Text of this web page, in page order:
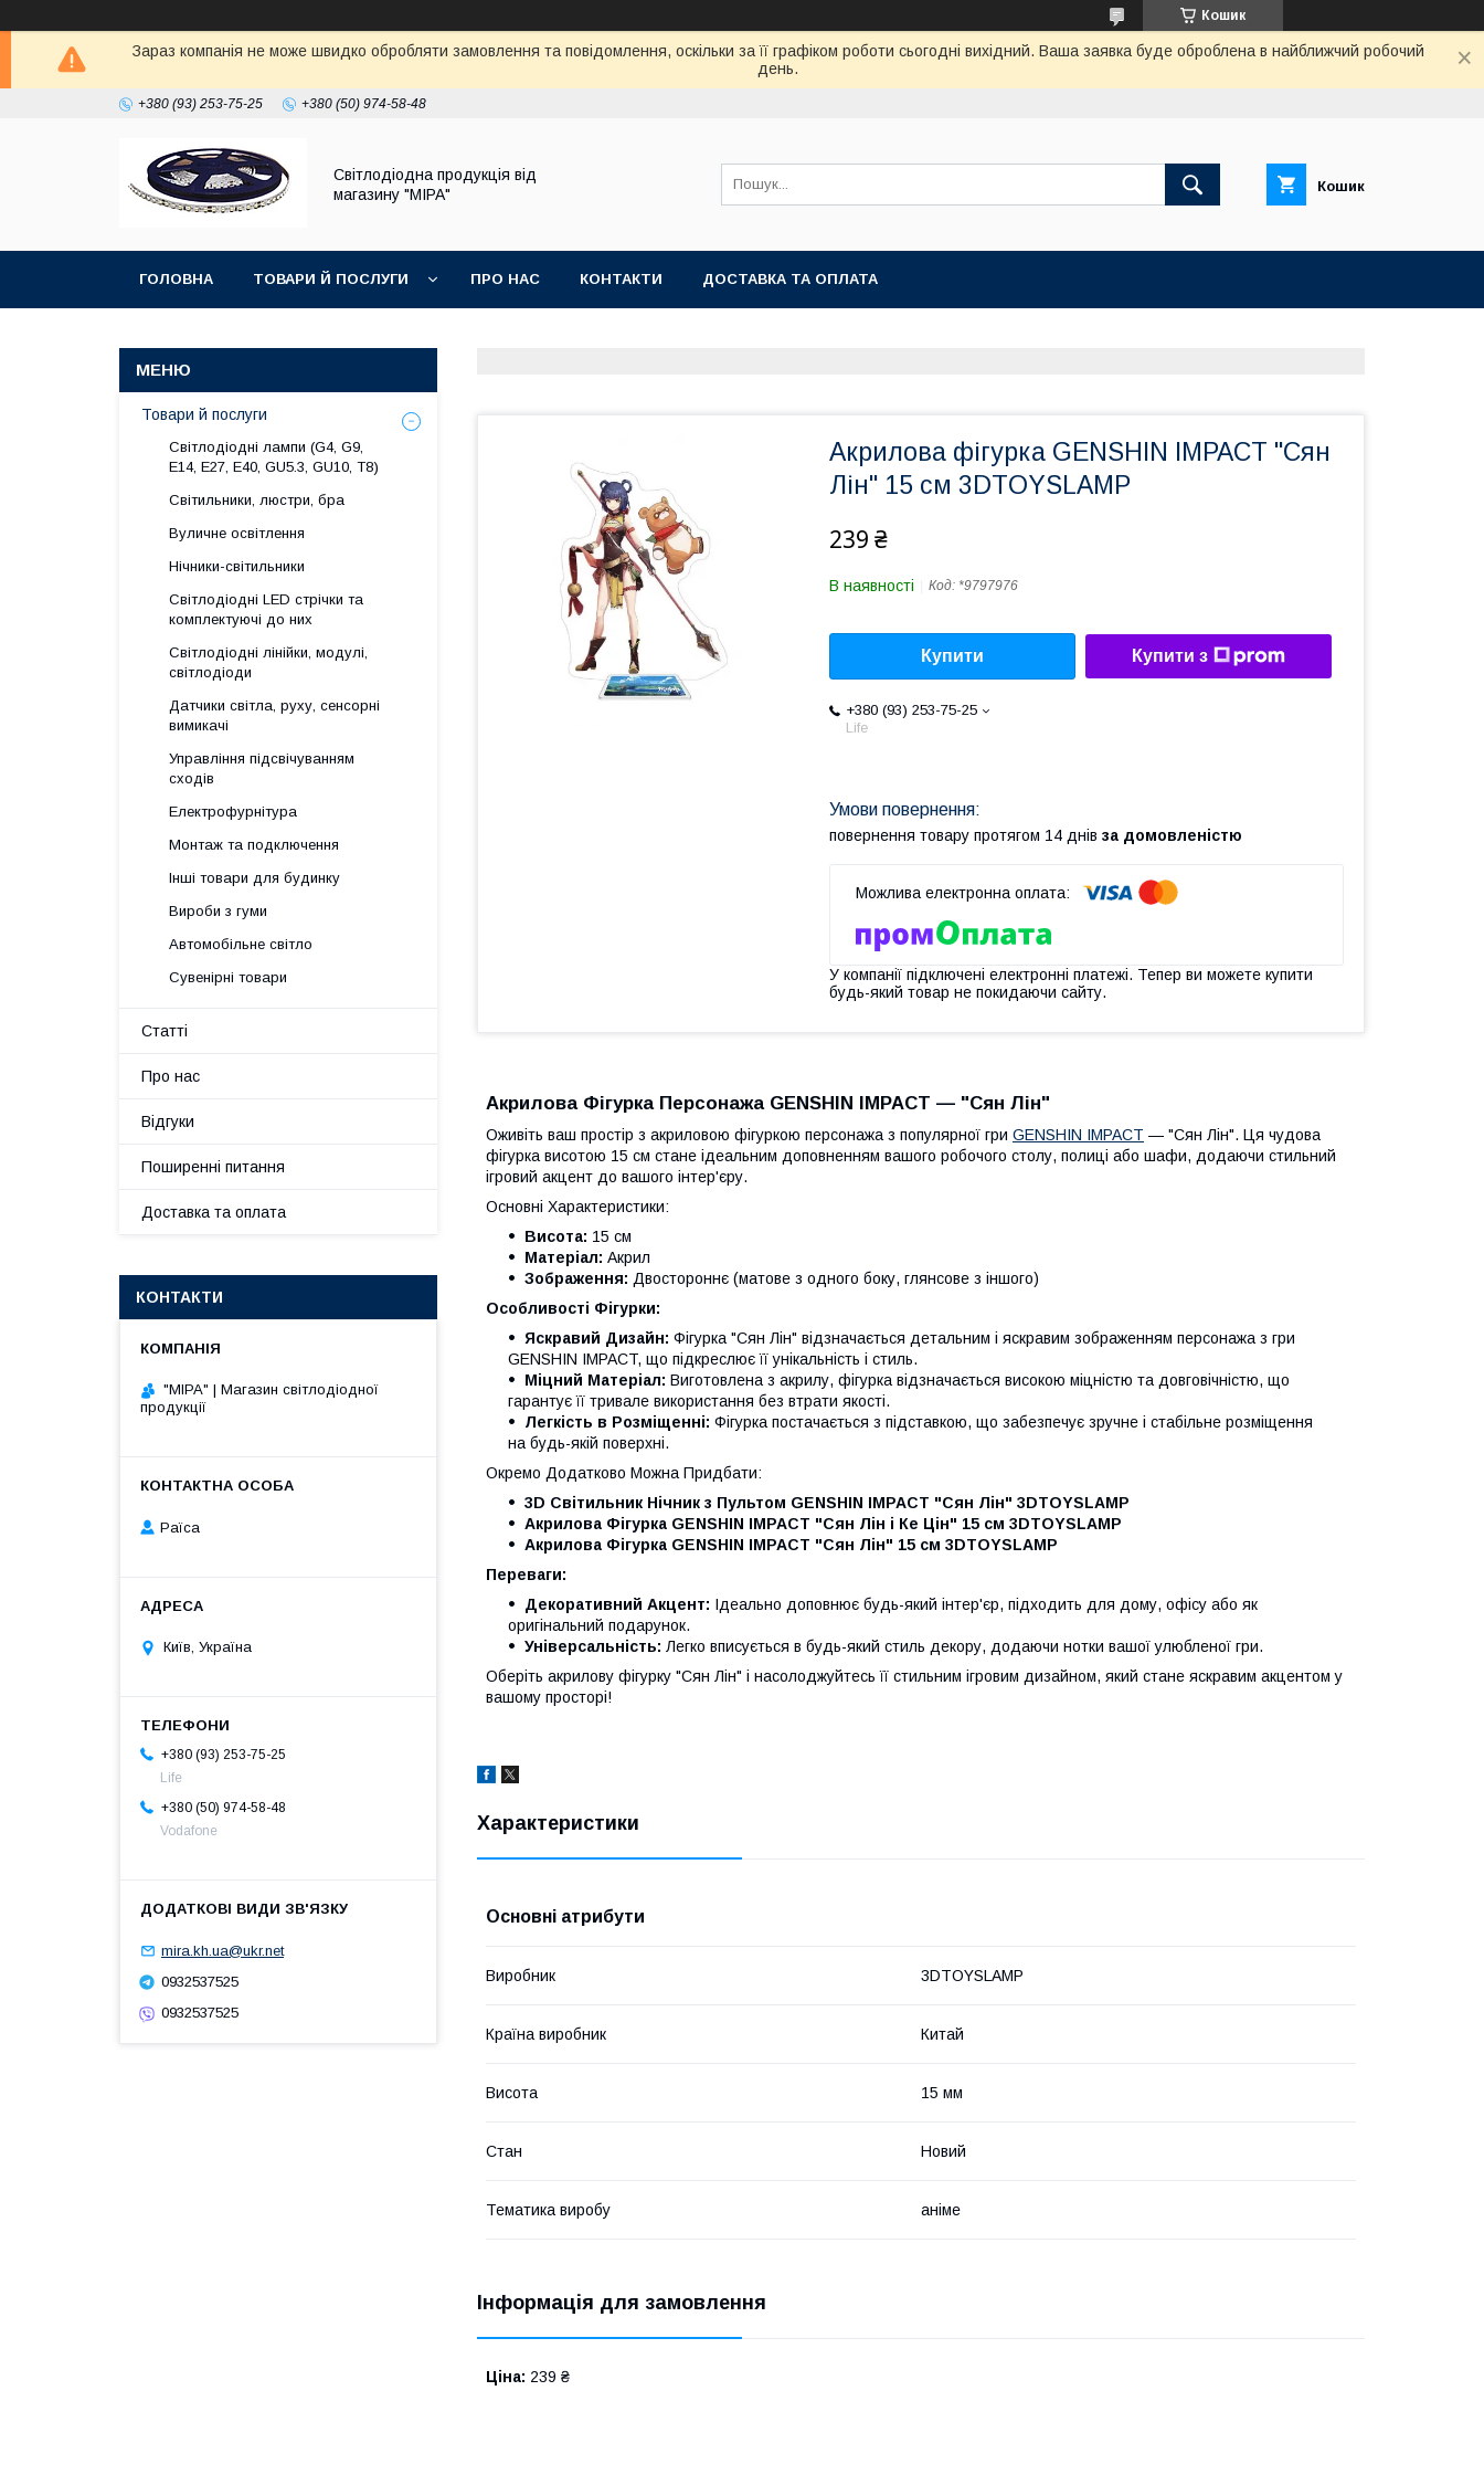
Кошик
Зараз компанія не може швидко обробляти замовлення та повідомлення, оскільки за її графіком роботи сьогодні вихідний. Ваша заявка буде оброблена в найближчий робочий
день.
+380 (93) 253-75-25 +380 (50) 974-58-48
Світлодіодна продукція від
магазину "МІРА"
Кошик
ГОЛОВНА ТОВАРИ Й ПОСЛУГИ ПРО НАС КОНТАКТИ ДОСТАВКА ТА ОПЛАТА
Акрилова фігурка GENSHIN IMPACT "Сян
Лін" 15 см 3DTOYSLAMP
239 ₴
В наявності Код: *9797976
Купити Купити з
+380 (93) 253-75-25
Life
повернення товару протягом 14 днів за домовленістю
У компанії підключені електронні платежі. Тепер ви можете купити
будь-який товар не покидаючи сайту.
Акрилова Фігурка Персонажа GENSHIN IMPACT — "Сян Лін"
Оживіть ваш простір з акриловою фігуркою персонажа з популярної гри GENSHIN IMPACT — "Сян Лін". Ця чудова
фігурка висотою 15 см стане ідеальним доповненням вашого робочого столу, полиці або шафи, додаючи стильний
ігровий акцент до вашого інтер'єру.
Основні Характеристики:
Висота: 15 см
Матеріал: Акрил
Зображення: Двостороннє (матове з одного боку, глянсове з іншого)
Особливості Фігурки:
Яскравий Дизайн: Фігурка "Сян Лін" відзначається детальним і яскравим зображенням персонажа з гри
GENSHIN IMPACT, що підкреслює її унікальність і стиль.
Міцний Матеріал: Виготовлена з акрилу, фігурка відзначається високою міцністю та довговічністю, що
гарантує її тривале використання без втрати якості.
Легкість в Розміщенні: Фігурка постачається з підставкою, що забезпечує зручне і стабільне розміщення
на будь-якій поверхні.
Окремо Додатково Можна Придбати:
3D Світильник Нічник з Пультом GENSHIN IMPACT "Сян Лін" 3DTOYSLAMP
Акрилова Фігурка GENSHIN IMPACT "Сян Лін і Ке Цін" 15 см 3DTOYSLAMP
Акрилова Фігурка GENSHIN IMPACT "Сян Лін" 15 см 3DTOYSLAMP
Переваги:
Декоративний Акцент: Ідеально доповнює будь-який інтер'єр, підходить для дому, офісу або як
оригінальний подарунок.
Універсальність: Легко вписується в будь-який стиль декору, додаючи нотки вашої улюбленої гри.
Оберіть акрилову фігурку "Сян Лін" і насолоджуйтесь її стильним ігровим дизайном, який стане яскравим акцентом у
вашому просторі!
Характеристики
Основні атрибути
Виробник 3DTOYSLAMP
Країна виробник Китай
Висота 15 мм
Стан Новий
Тематика виробу аніме
Інформація для замовлення
Ціна: 239 ₴
Товари й послуги
Світлодіодні лампи (G4, G9,
E14, E27, Е40, GU5.3, GU10, Т8)
Світильники, люстри, бра
Вуличне освітлення
Нічники-світильники
Світлодіодні LED стрічки та
комплектуючі до них
Світлодіодні лінійки, модулі,
світлодіоди
Датчики світла, руху, сенсорні
вимикачі
Управління підсвічуванням
сходів
Електрофурнітура
Монтаж та подключення
Інші товари для будинку
Вироби з гуми
Автомобільне світло
Сувенірні товари
Статті
Про нас
Відгуки
Поширенні питання
Доставка та оплата
КОНТАКТИ
"МІРА" | Магазин світлодіодної
продукції
Раїса
Київ, Україна
+380 (93) 253-75-25
Life
+380 (50) 974-58-48
Vodafone
mira.kh.ua@ukr.net
0932537525
0932537525